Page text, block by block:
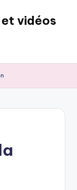
vidéos